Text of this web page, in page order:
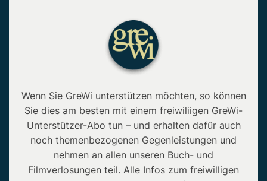
Wenn Sie GreWi unterstützen möchten, so können
Sie dies am besten mit einem freiwiliigen GreWi-
Unterstützer-Abo tun – und erhalten dafür auch
noch themenbezogenen Gegenleistungen und
nehmen an allen unseren Buch- und
Filmverlosungen teil. Alle Infos zum freiwilligen